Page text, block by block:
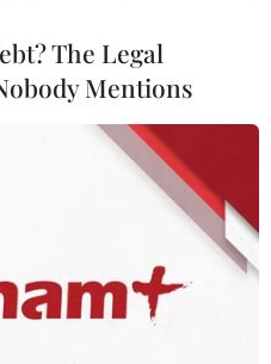
The Legal
Mentions